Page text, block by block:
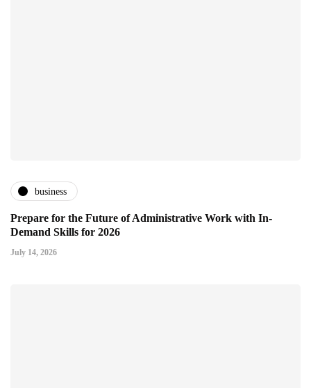
business
Prepare for the Future of Administrative Work with In-
Demand Skills for 2026
July 14, 2026